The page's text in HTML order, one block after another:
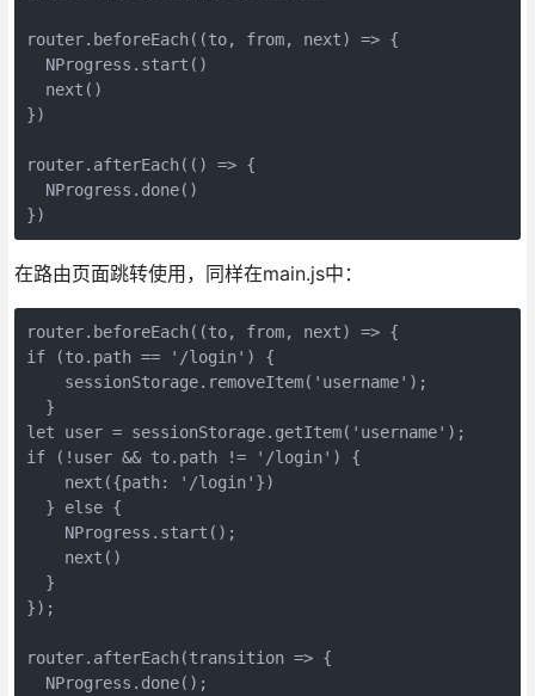
router.beforeEach((to, from, next) => {
  NProgress.start()
  next()
})
router.afterEach(() => {
  NProgress.done()
})
在路由页面跳转使用，同样在main.js中：
router.beforeEach((to, from, next) => {
if (to.path == '/login') {
    sessionStorage.removeItem('username');
  }
let user = sessionStorage.getItem('username');
if (!user && to.path != '/login') {
    next({path: '/login'})
  } else {
    NProgress.start();
    next()
  }
});
router.afterEach(transition => {
  NProgress.done();